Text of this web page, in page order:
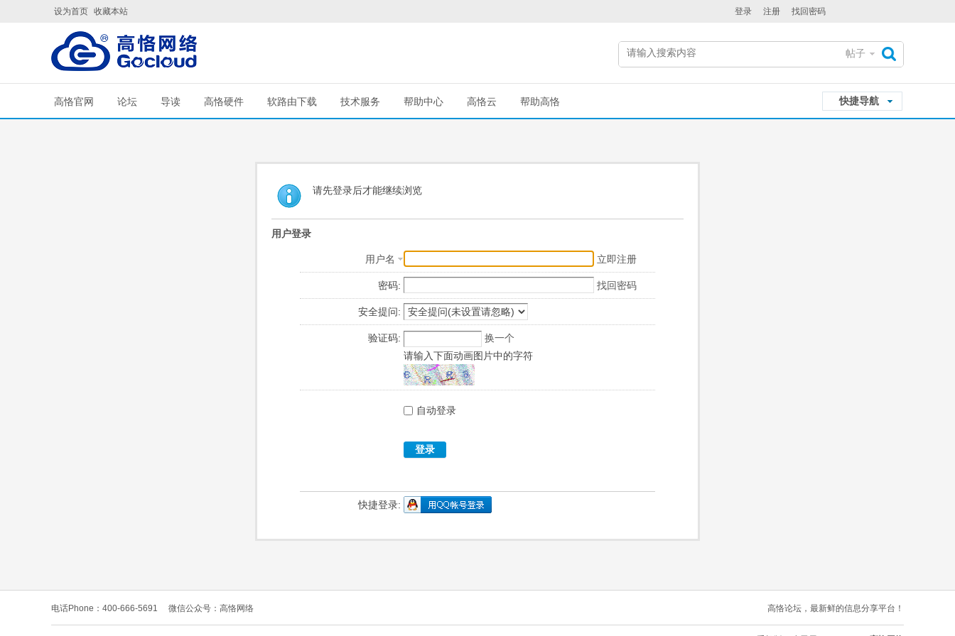
设为首页 收藏本站 登录 注册 找回密码
帖子
快捷导航
高恪官网 论坛 导读 高恪硬件 软路由下载 技术服务 帮助中心 高恪云 帮助高恪
请先登录后才能继续浏览
用户登录
用户名 立即注册
密码: 找回密码
安全提问:
验证码:
换一个
请输入下面动画图片中的字符
自动登录
登录
快捷登录:
电话Phone：400-666-5691 微信公众号：高恪网络 高恪论坛，最新鲜的信息分享平台！